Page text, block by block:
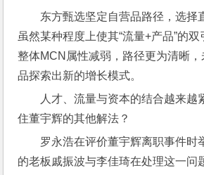
东方甄选坚定自营品路径，选择
虽然某种程度上使其“流量+产品”的
整体MCN属性减弱，路径更为清晰
品探索出新的增长模式。
人才、流量与资本的结合越来越
住董宇辉的其他解法？
罗永浩在评价董宇辉离职事件时
的老板戚振波与李佳琦在处理这一问